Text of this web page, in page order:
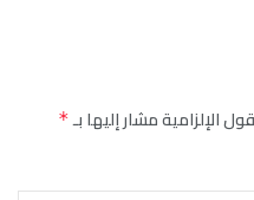
الإلزامية مشار إليها بـ*